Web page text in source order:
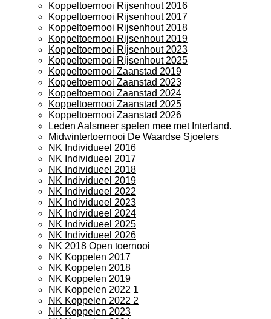
Koppeltoernooi Rijsenhout 2016
Koppeltoernooi Rijsenhout 2017
Koppeltoernooi Rijsenhout 2018
Koppeltoernooi Rijsenhout 2019
Koppeltoernooi Rijsenhout 2023
Koppeltoernooi Rijsenhout 2025
Koppeltoernooi Zaanstad 2019
Koppeltoernooi Zaanstad 2023
Koppeltoernooi Zaanstad 2024
Koppeltoernooi Zaanstad 2025
Koppeltoernooi Zaanstad 2026
Leden Aalsmeer spelen mee met Interland.
Midwintertoernooi De Waardse Sjoelers
NK Individueel 2016
NK Individueel 2017
NK Individueel 2018
NK Individueel 2019
NK Individueel 2022
NK Individueel 2023
NK Individueel 2024
NK Individueel 2025
NK Individueel 2026
NK 2018 Open toernooi
NK Koppelen 2017
NK Koppelen 2018
NK Koppelen 2019
NK Koppelen 2022 1
NK Koppelen 2022 2
NK Koppelen 2023